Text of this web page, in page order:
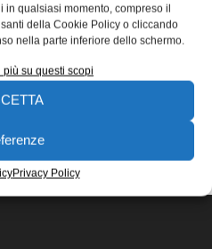
qualsiasi momento, compreso il
della Cookie Policy o cliccando
nella parte inferiore dello schermo.
più su questi scopi
Privacy Policy